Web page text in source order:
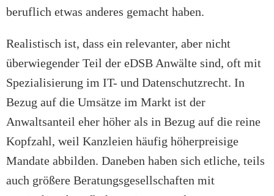
beruflich etwas anderes gemacht haben.
Realistisch ist, dass ein relevanter, aber nicht
überwiegender Teil der eDSB Anwälte sind, oft mit
Spezialisierung im IT- und Datenschutzrecht. In
Bezug auf die Umsätze im Markt ist der
Anwaltsanteil eher höher als in Bezug auf die reine
Kopfzahl, weil Kanzleien häufig höherpreisige
Mandate abbilden. Daneben haben sich etliche, teils
auch größere Beratungsgesellschaften mit